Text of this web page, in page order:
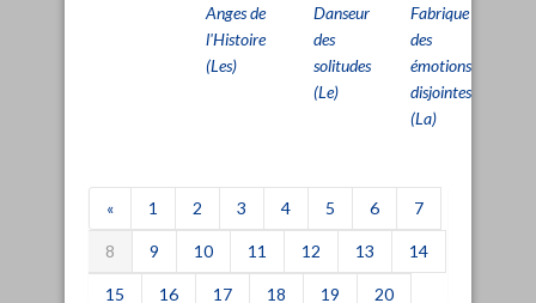
Anges de
l'Histoire
(Les)
Danseur
des
solitudes
(Le)
Fabrique
des
émotions
disjointes
(La)
« 1 2 3 4 5 6 7
8 9 10 11 12 13 14
15 16 17 18 19 20